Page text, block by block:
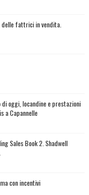
fattrici in vendita.
oggi, locandine e prestazioni
a Capannelle
Sales Book 2. Shadwell
con incentivi